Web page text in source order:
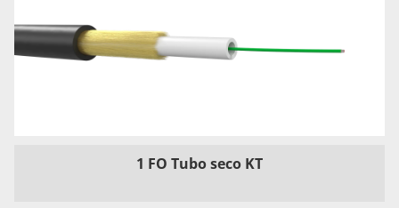
1 FO Tubo seco KT